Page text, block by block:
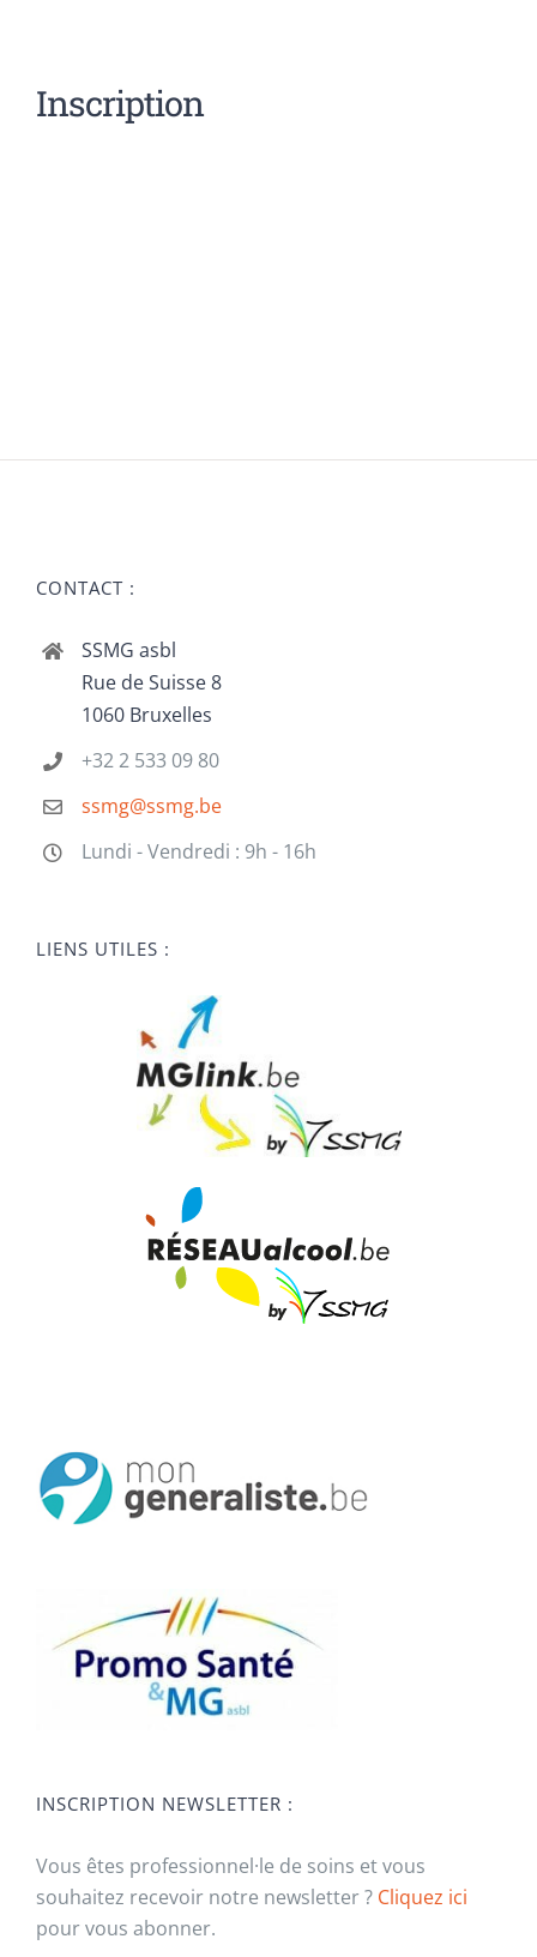
Inscription
CONTACT :
SSMG asbl
Rue de Suisse 8
1060 Bruxelles
+32 2 533 09 80
ssmg@ssmg.be
Lundi - Vendredi : 9h - 16h
LIENS UTILES :
INSCRIPTION NEWSLETTER :
Vous êtes professionnel·le de soins et vous
souhaitez recevoir notre newsletter ? Cliquez ici
pour vous abonner.